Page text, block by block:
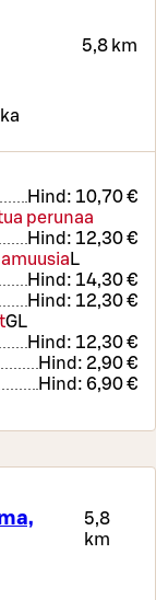
5,8 km
Hind: 10,70 €
perunaa
Hind: 12,30 €
L
Hind: 14,30 €
Hind: 12,30 €
GL
Hind: 12,30 €
Hind: 2,90 €
Hind: 6,90 €
5,8
km